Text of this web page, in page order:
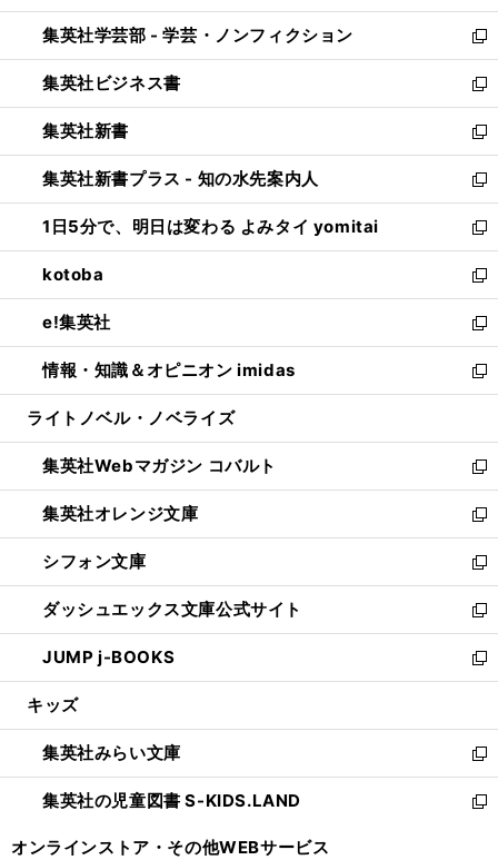
開
く
ウ
で
開
く
ン
ド
ウ
で
開
く
ウ
ィ
ン
ド
ウ
で
開
く
集英社学芸部 - 学芸・ノンフィクション
新
し
い
ウ
ィ
ン
ド
ウ
で
開
く
集英社ビジネス書
新
し
い
ウ
ィ
ン
ド
ウ
で
開
く
集英社新書
新
し
い
ウ
ィ
ン
ド
ウ
で
開
く
集英社新書プラス - 知の水先案内人
新
し
い
ウ
ィ
ン
ド
ウ
で
開
1日5分で、明日は変わる よみタイ yomitai
新
し
い
ウ
ィ
ン
ド
ウ
開
く
kotoba
新
し
い
ウ
ィ
ン
ウ
で
開
く
e!集英社
新
し
い
ウ
ン
ド
ウ
で
開
く
情報・知識＆オピニオン imidas
新
し
ウ
ィ
ン
ド
ウ
で
開
く
ライトノベル・ノベライズ
集英社Webマガジン コバルト
新
し
い
ウ
ィ
ン
ド
ウ
で
開
集英社オレンジ文庫
新
し
い
ウ
ィ
ン
ド
ウ
開
く
シフォン文庫
新
し
い
ウ
ィ
ン
ウ
で
開
く
ダッシュエックス文庫公式サイト
新
し
い
ウ
ン
ド
ウ
で
JUMP j-BOOKS
新
し
ウ
ィ
ン
ド
キッズ
集英社みらい文庫
新
し
い
集英社の児童図書 S-KIDS.LAND
新
オンラインストア・ その他WEBサービス